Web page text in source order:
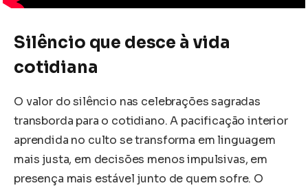
Silêncio que desce à vida
cotidiana
O valor do silêncio nas celebrações sagradas
transborda para o cotidiano. A pacificação interior
aprendida no culto se transforma em linguagem
mais justa, em decisões menos impulsivas, em
presença mais estável junto de quem sofre. O